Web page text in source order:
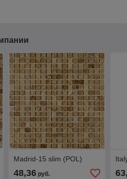
Madrid-15 slim (POL)
48,36руб.